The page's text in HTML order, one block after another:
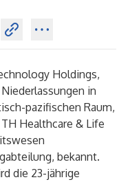
Holdings,
in
pazifischen Raum,
TH Healthcare & Life
bekannt.
die 23-jährige